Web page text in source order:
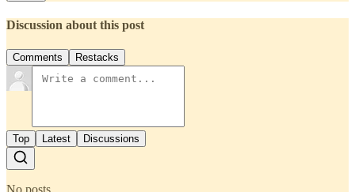
Discussion about this post
Comments Restacks
Top Latest Discussions
No posts